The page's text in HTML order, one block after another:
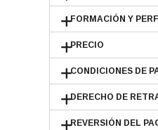
FORMACIÓN Y
PRECIO
CONDICIONES DE
DERECHO DE
REVERSIÓN DEL